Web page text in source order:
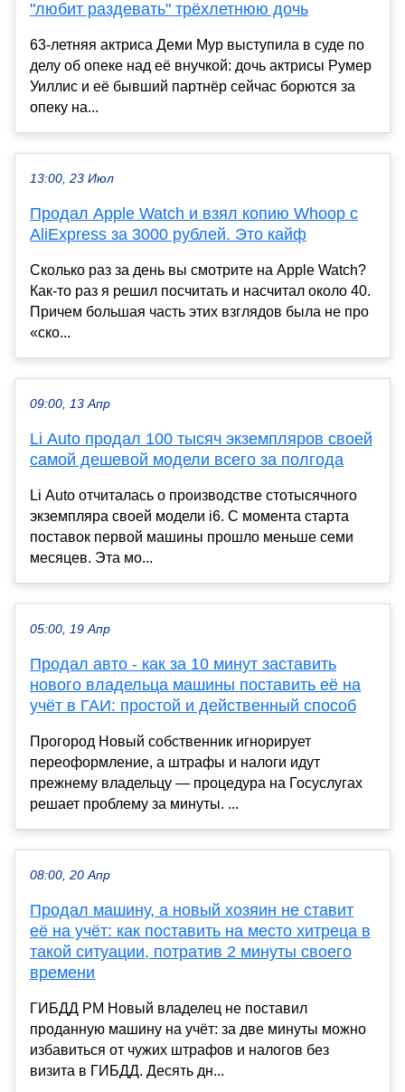
"любит раздевать" трёхлетнюю дочь
63-летняя актриса Деми Мур выступила в суде по
делу об опеке над её внучкой: дочь актрисы Румер
Уиллис и её бывший партнёр сейчас борются за
опеку на...
13:00, 23 Июл
Продал Apple Watch и взял копию Whoop с
AliExpress за 3000 рублей. Это кайф
Сколько раз за день вы смотрите на Apple Watch?
Как-то раз я решил посчитать и насчитал около 40.
Причем большая часть этих взглядов была не про
«ско...
09:00, 13 Апр
Li Auto продал 100 тысяч экземпляров своей
самой дешевой модели всего за полгода
Li Auto отчиталась о производстве стотысячного
экземпляра своей модели i6. С момента старта
поставок первой машины прошло меньше семи
месяцев. Эта мо...
05:00, 19 Апр
Продал авто - как за 10 минут заставить
нового владельца машины поставить её на
учёт в ГАИ: простой и действенный способ
Прогород Новый собственник игнорирует
переоформление, а штрафы и налоги идут
прежнему владельцу — процедура на Госуслугах
решает проблему за минуты. ...
08:00, 20 Апр
Продал машину, а новый хозяин не ставит
её на учёт: как поставить на место хитреца в
такой ситуации, потратив 2 минуты своего
времени
ГИБДД РМ Новый владелец не поставил
проданную машину на учёт: за две минуты можно
избавиться от чужих штрафов и налогов без
визита в ГИБДД. Десять дн...